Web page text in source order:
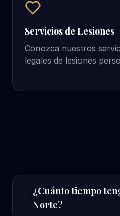
Servicios de Lesiones
Conozca nuestros
legales de lesiones
¿Cuánto tiempo
Norte?